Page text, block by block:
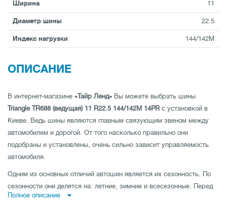
Ширина 11
Диаметр шины 22.5
Индекс нагрузки 144/142M
ОПИСАНИЕ
В интернет-магазине «Тайр Ленд» Вы можете выбрать шины
Triangle TR688 (ведущая) 11 R22.5 144/142M 14PR с установкой в
Киеве. Ведь шины являются главным связующим звеном между
автомобилем и дорогой. От того насколько правильно они
подобраны и установлены, очень сильно зависит управляемость
автомобиля.
Одним из основных отличий автошин является их сезонность. По
сезонности они делятся на: летние, зимние и всесезонные. Перед
Вами хорошие шины от лидирующего бренда
Полное описание